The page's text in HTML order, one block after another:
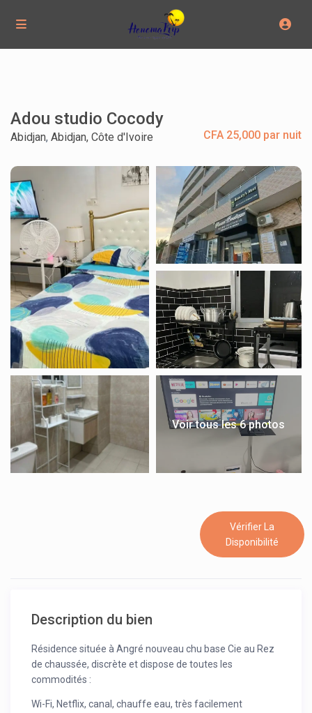
Adou studio Cocody
CFA 25,000 par nuit
Abidjan,Abidjan, Côte d'Ivoire
Voir tous les 6 photos
Vérifier La
Disponibilité
Description du bien
Résidence située à Angré nouveau chu base Cie au Rez
de chaussée, discrète et dispose de toutes les
commodités :
Wi-Fi, Netflix, canal, chauffe eau, très facilement